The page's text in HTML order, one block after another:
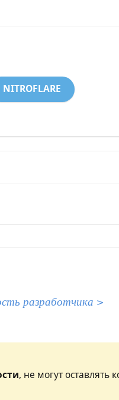
NITROFLARE
разработчика >
, не могут оставлять